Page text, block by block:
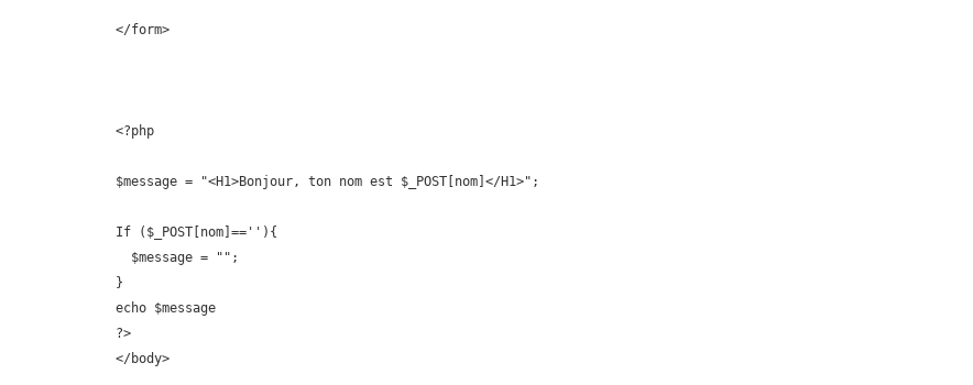
</form>
<?php
$message = "<H1>Bonjour, ton nom est $_POST[nom]</H1>";
If ($_POST[nom]==''){
  $message = "";
}
echo $message
?>
</body>